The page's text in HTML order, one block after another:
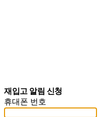
재입고 알림 신청
휴대폰 번호